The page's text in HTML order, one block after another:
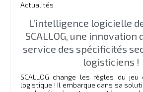
Actualités
L’intelligence logicielle
SCALLOG, une innovation
service des spécificités
logisticiens !
SCALLOG change les règles du
logistique ! Il embarque dans sa